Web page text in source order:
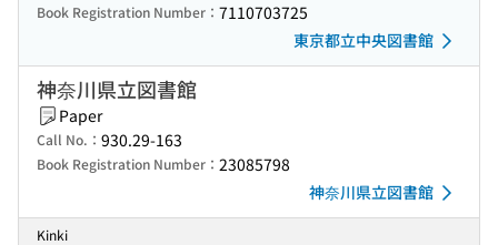
Book Registration Number： 7110703725
東京都立中央図書館
神奈川県立図書館
Paper
Call No.： 930.29-163
Book Registration Number： 23085798
神奈川県立図書館
Kinki